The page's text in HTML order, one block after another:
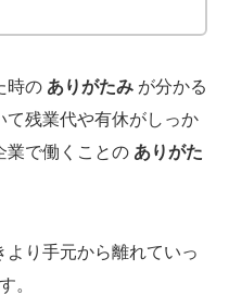
時の ありがたみ が分かる
て残業代や有休がしっか
業で働くことの ありがた
り手元から離れていっ
。